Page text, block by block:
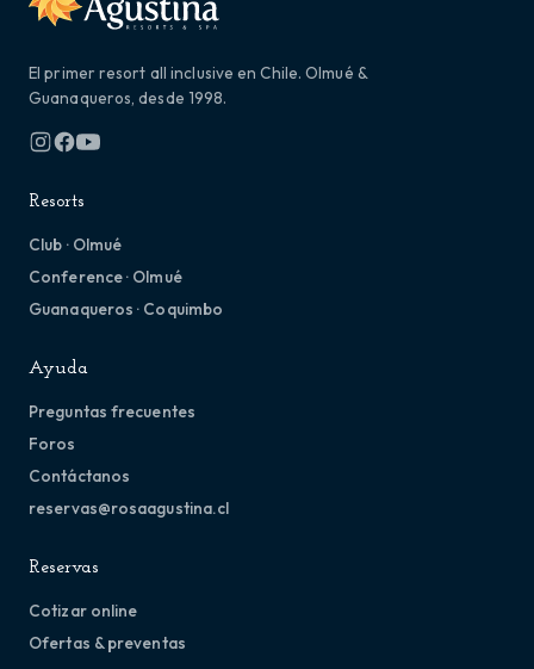
El primer resort all inclusive en Chile. Olmué &
Guanaqueros, desde 1998.
Resorts
Club · Olmué
Conference · Olmué
Guanaqueros · Coquimbo
Ayuda
Preguntas frecuentes
Foros
Contáctanos
reservas@rosaagustina.cl
Reservas
Cotizar online
Ofertas & preventas